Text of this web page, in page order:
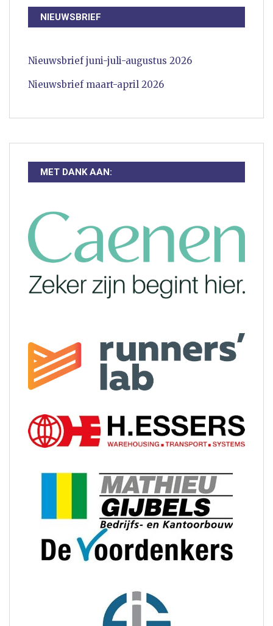
NIEUWSBRIEF
Nieuwsbrief juni-juli-augustus 2026
Nieuwsbrief maart-april 2026
MET DANK AAN: